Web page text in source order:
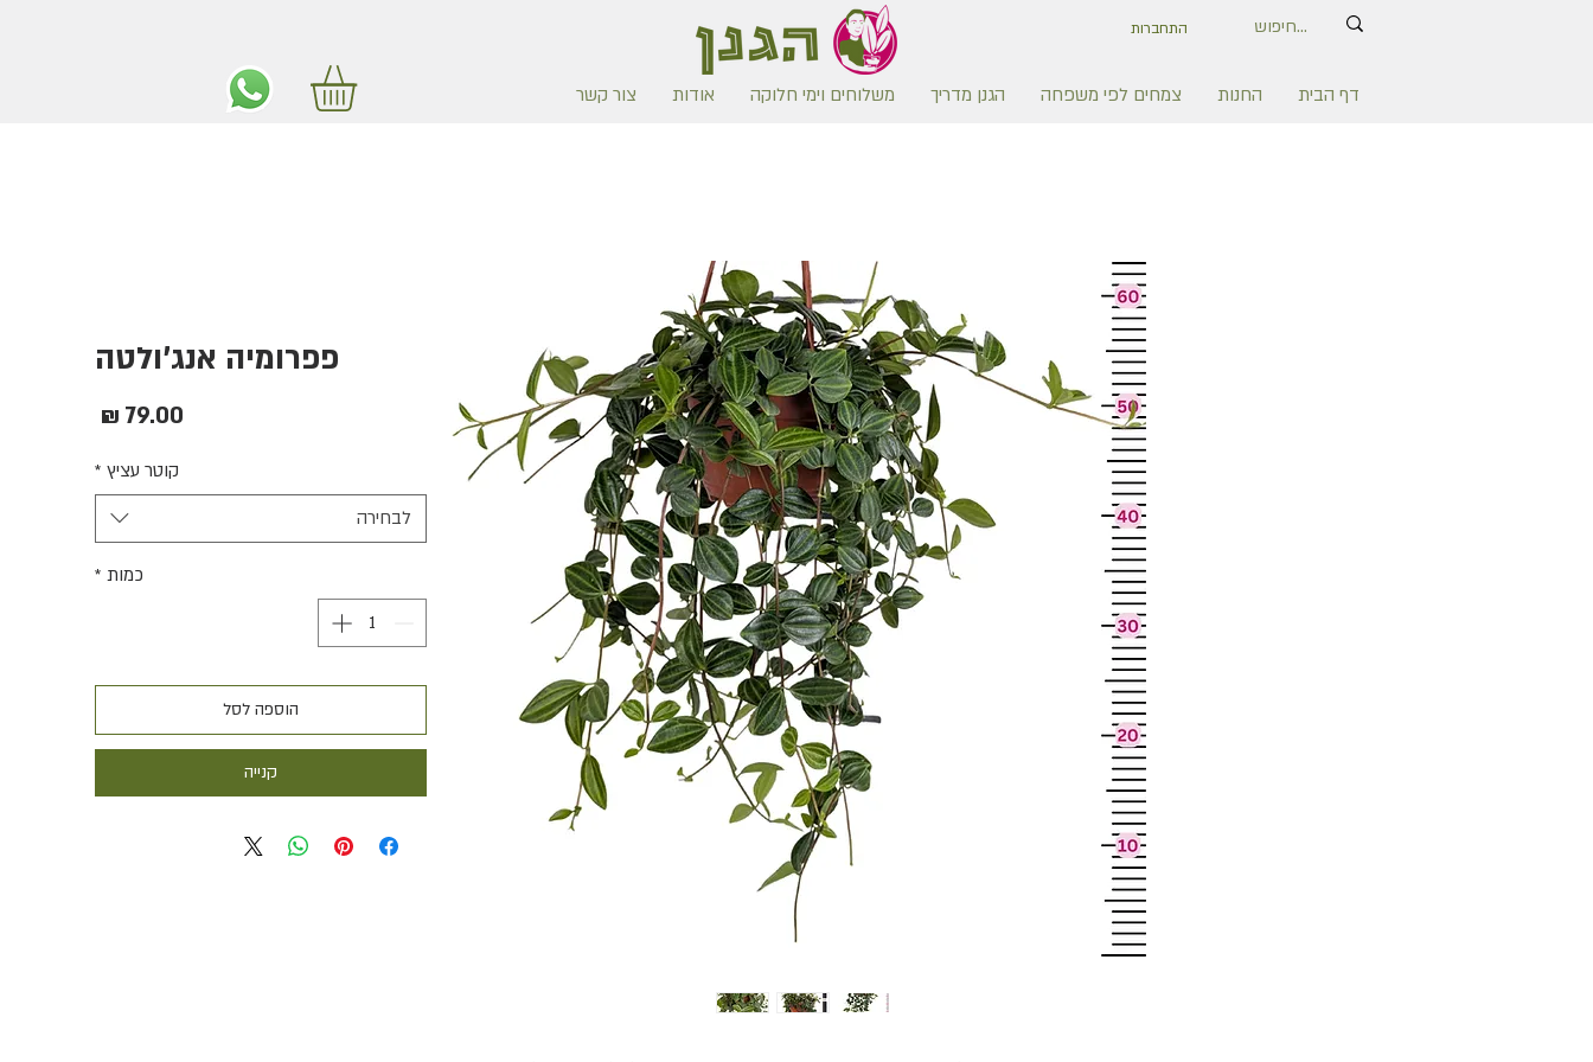
התחברות
דף הבית החנות צמחים לפי משפחה הגנן מדריך משלוחים וימי חלוקה אודות צור קשר
פפרומיה אנג'ולטה
קוטר עציץ *
לבחירה
כמות *
הוספה לסל
קנייה